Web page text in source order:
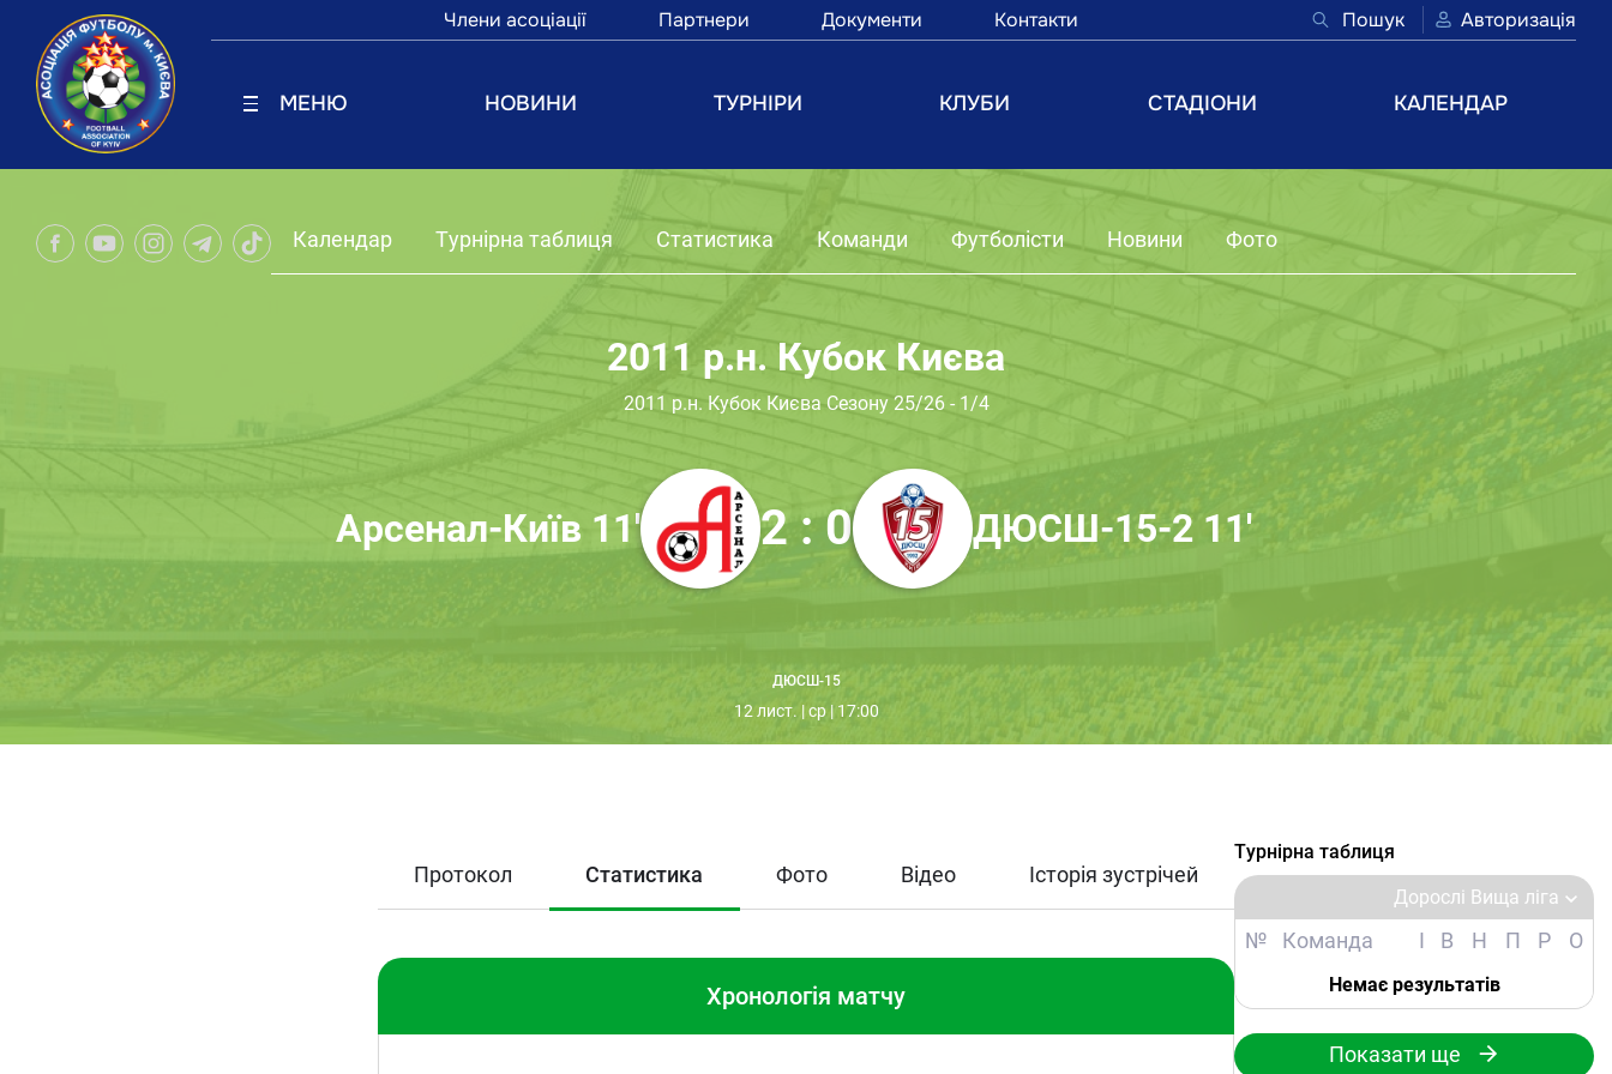
Члени асоціації Партнери Документи Контакти Пошук Авторизація
МЕНЮ НОВИНИ ТУРНІРИ КЛУБИ СТАДІОНИ КАЛЕНДАР
Календар Турнірна таблиця Статистика Команди Футболісти Новини Фото
2011 р.н. Кубок Києва
2011 р.н. Кубок Києва Сезону 25/26 - 1/4
Арсенал-Київ 11' 2 : 0 ДЮСШ-15-2 11'
ДЮСШ-15
12 лист. | ср | 17:00
Протокол Статистика Фото Відео Історія зустрічей
Хронологія матчу
Турнірна таблиця
Дорослі Вища ліга
№ Команда І В Н П Р О
Немає результатів
Показати ще